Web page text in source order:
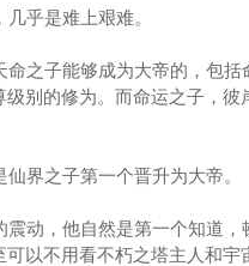
乎是难上艰难。
之子能够成为大帝的，包
级别的修为。而命运之子，
界之子第一个晋升为大帝。
动，他自然是第一个知道
以不用看不朽之塔主人和宇